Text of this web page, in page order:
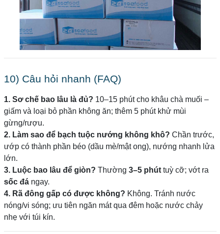
10) Câu hỏi nhanh (FAQ)
1. Sơ chế bao lâu là đủ? 10–15 phút cho khâu chà muối –
giấm và loại bỏ phần không ăn; thêm 5 phút khử mùi
gừng/rượu.
2. Làm sao để bạch tuộc nướng không khô? Chần trước,
ướp có thành phần béo (dầu mè/mật ong), nướng nhanh lửa
lớn.
3. Luộc bao lâu để giòn? Thường 3–5 phúttuỳ cỡ; vớt ra
sốc đángay.
4. Rã đông gấp có được không? Không. Tránh nước
nóng/vi sóng; ưu tiên ngăn mát qua đêm hoặc nước chảy
nhẹ với túi kín.